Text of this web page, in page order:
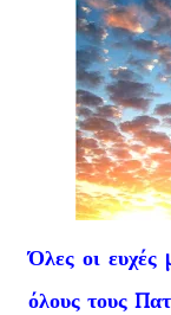
Όλες οι ευχές
όλους τους